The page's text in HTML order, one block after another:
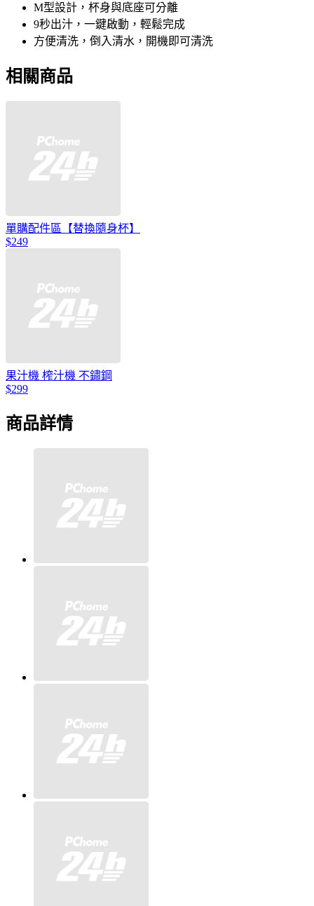
M型設計，杯身與底座可分離
9秒出汁，一鍵啟動，輕鬆完成
方便清洗，倒入清水，開機即可清洗
相關商品
單購配件區【替換隨身杯】
$249
果汁機 榨汁機 不鏽鋼
$299
商品詳情